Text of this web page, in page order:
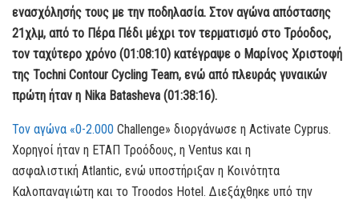
ενασχόλησής τους με την ποδηλασία. Στον αγώνα απόστασης
21χλμ, από το Πέρα Πέδι μέχρι τον τερματισμό στο Τρόοδος,
τον ταχύτερο χρόνο (01:08:10) κατέγραψε ο Μαρίνος Χριστοφή
της Tochni Contour Cycling Team, ενώ από πλευράς γυναικών
πρώτη ήταν η Nika Batasheva (01:38:16).
Τον αγώνα «0-2.000 Challenge» διοργάνωσε η Activate Cyprus.
Χορηγοί ήταν η ΕΤΑΠ Τροόδους, η Ventus και η
ασφαλιστική Atlantic, ενώ υποστήριξαν η Κοινότητα
Καλοπαναγιώτη και το Troodos Hotel. Διεξάχθηκε υπό την